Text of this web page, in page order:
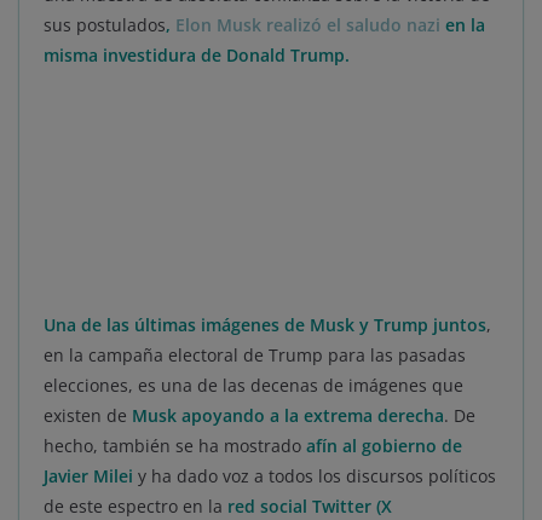
sus postulados, Elon Musk realizó el saludo nazi en la
misma investidura de Donald Trump.
Una de las últimas imágenes de Musk y Trump juntos,
en la campaña electoral de Trump para las pasadas
elecciones, es una de las decenas de imágenes que
existen de Musk apoyando a la extrema derecha. De
hecho, también se ha mostrado afín al gobierno de
Javier Milei y ha dado voz a todos los discursos políticos
de este espectro en la red social Twitter (X